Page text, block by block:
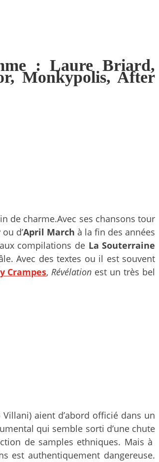
: Laure Briard,
Monkypolis, After
de charme.Avec ses chansons tour
ou d’April March à la fin des années
compilations de La Souterraine
Avec des textes ou il est souvent
Crampes,Révélation est un très bel
aient d’abord officié dans un
qui semble sorti d’une chute
de samples ethniques. Mais à
est authentiquement dangereuse.